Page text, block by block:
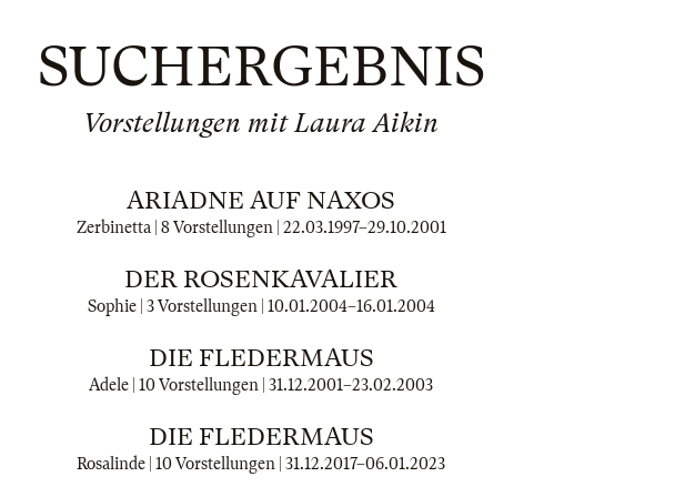
SUCHERGEBNIS
Vorstellungen mit Laura Aikin
ARIADNE AUF NAXOS
Zerbinetta | 8 Vorstellungen | 22.03.1997–29.10.2001
DER ROSENKAVALIER
Sophie | 3 Vorstellungen | 10.01.2004–16.01.2004
DIE FLEDERMAUS
Adele | 10 Vorstellungen | 31.12.2001–23.02.2003
DIE FLEDERMAUS
Rosalinde | 10 Vorstellungen | 31.12.2017–06.01.2023